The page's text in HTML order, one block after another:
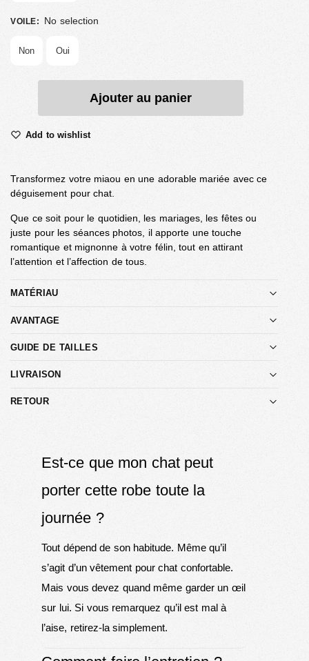
VOILE: No selection
Non Oui
Ajouter au panier
Add to wishlist
Transformez votre miaou en une adorable mariée avec ce
déguisement pour chat.
Que ce soit pour le quotidien, les mariages, les fêtes ou
juste pour les séances photos, il apporte une touche
romantique et mignonne à votre félin, tout en attirant
l’attention et l’affection de tous.
MATÉRIAU
AVANTAGE
GUIDE DE TAILLES
LIVRAISON
RETOUR
Est-ce que mon chat peut
porter cette robe toute la
journée ?
Tout dépend de son habitude. Même qu’il
s’agit d’un vêtement pour chat confortable.
Mais vous devez quand même garder un œil
sur lui. Si vous remarquez qu’il est mal à
l’aise, retirez-la simplement.